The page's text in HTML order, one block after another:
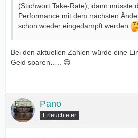
(Stichwort Take-Rate), dann müsste
Performance mit dem nächsten
schon wieder eingedampft werden
Bei den aktuellen Zahlen würde eine
Geld sparen….. 😊
Pano
Erleuchteter